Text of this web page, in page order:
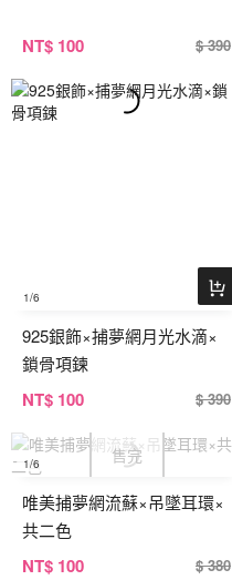
NT$ 100 $ 390
1/6
925銀飾×捕夢網月光水滴×
鎖骨項鍊
NT$ 100 $ 390
1/6
唯美捕夢網流蘇×吊墜耳環×
共二色
NT$ 100 $ 380